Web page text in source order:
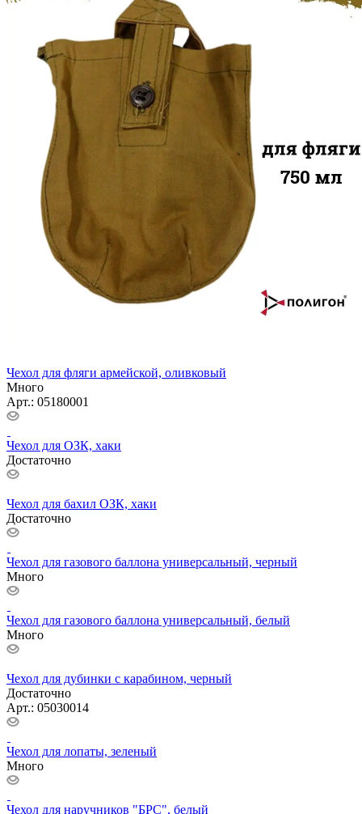
Чехол для фляги армейской, оливковый
Много
Арт.: 05180001